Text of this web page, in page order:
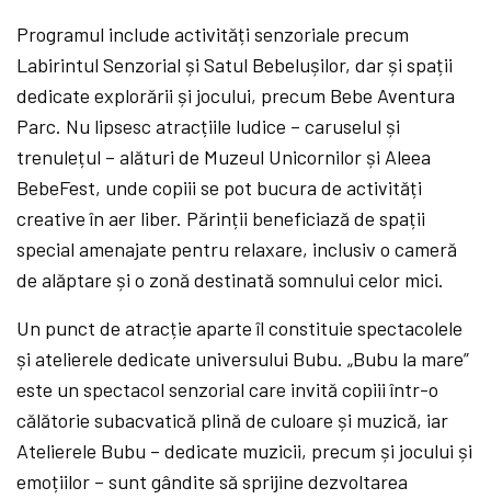
Programul include activități senzoriale precum
Labirintul Senzorial și Satul Bebelușilor, dar și spații
dedicate explorării și jocului, precum Bebe Aventura
Parc. Nu lipsesc atracțiile ludice – caruselul și
trenulețul – alături de Muzeul Unicornilor și Aleea
BebeFest, unde copiii se pot bucura de activități
creative în aer liber. Părinții beneficiază de spații
special amenajate pentru relaxare, inclusiv o cameră
de alăptare și o zonă destinată somnului celor mici.
Un punct de atracție aparte îl constituie spectacolele
și atelierele dedicate universului Bubu. „Bubu la mare”
este un spectacol senzorial care invită copiii într-o
călătorie subacvatică plină de culoare și muzică, iar
Atelierele Bubu – dedicate muzicii, precum și jocului și
emoțiilor – sunt gândite să sprijine dezvoltarea